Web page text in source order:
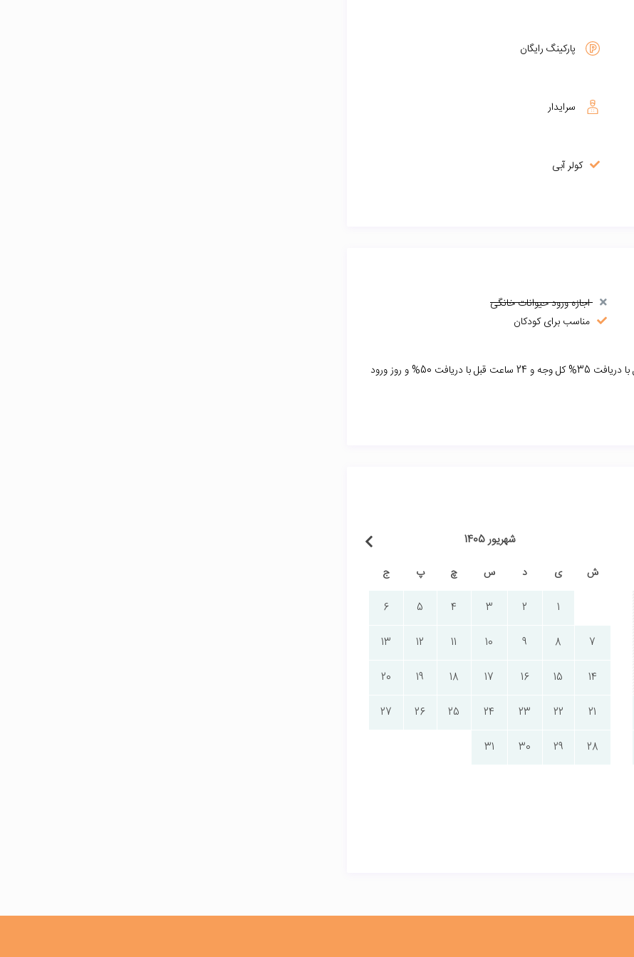
پارکینگ رایگان
سرایدار
کولر آبی
اجازه ورود حیوانات خانگی
مناسب برای کودکان
72 ساعت قبل ورود با دریافت 15%کل وجه و 48 ساعت قبل با دریافت 35% کل وجه و 24 ساعت قبل با دریافت 50% و روز ورود
شهریور 1405
ش ی د س چ پ ج
1
2
3
4
5
6
7
8
9
10
11
12
13
14
15
16
17
18
19
20
21
22
23
24
25
26
27
28
29
30
31